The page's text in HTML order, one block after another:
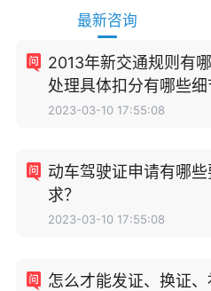
最新咨询
2013年新交通规则有
处理具体扣分有哪些细
2023-03-10 17:55:08
动车驾驶证申请有哪
求？
2023-03-10 17:55:08
怎么才能发证、换证、